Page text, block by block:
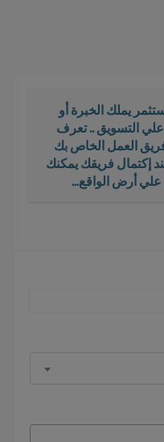
يملك الخبرة أو
علي التسويق .. تعرف
العمل الخاص بك
إكتمال فريقك يمكنك
أرض الواقع...